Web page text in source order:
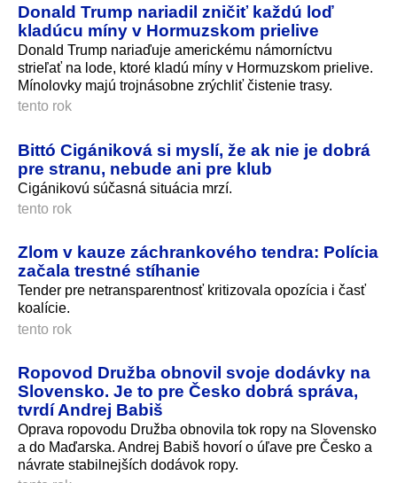
Donald Trump nariadil zničiť každú loď
kladúcu míny v Hormuzskom prielive
Donald Trump nariaďuje americkému námorníctvu
strieľať na lode, ktoré kladú míny v Hormuzskom prielive.
Mínolovky majú trojnásobne zrýchliť čistenie trasy.
tento rok
Bittó Cigániková si myslí, že ak nie je dobrá
pre stranu, nebude ani pre klub
Cigánikovú súčasná situácia mrzí.
tento rok
Zlom v kauze záchrankového tendra: Polícia
začala trestné stíhanie
Tender pre netransparentnosť kritizovala opozícia i časť
koalície.
tento rok
Ropovod Družba obnovil svoje dodávky na
Slovensko. Je to pre Česko dobrá správa,
tvrdí Andrej Babiš
Oprava ropovodu Družba obnovila tok ropy na Slovensko
a do Maďarska. Andrej Babiš hovorí o úľave pre Česko a
návrate stabilnejších dodávok ropy.